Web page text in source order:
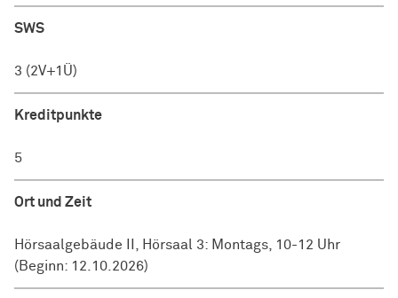
SWS
3 (2V+1Ü)
Kreditpunkte
5
Ort und Zeit
Hörsaalgebäude II, Hörsaal 3: Montags, 10-12 Uhr
(Beginn: 12.10.2026)